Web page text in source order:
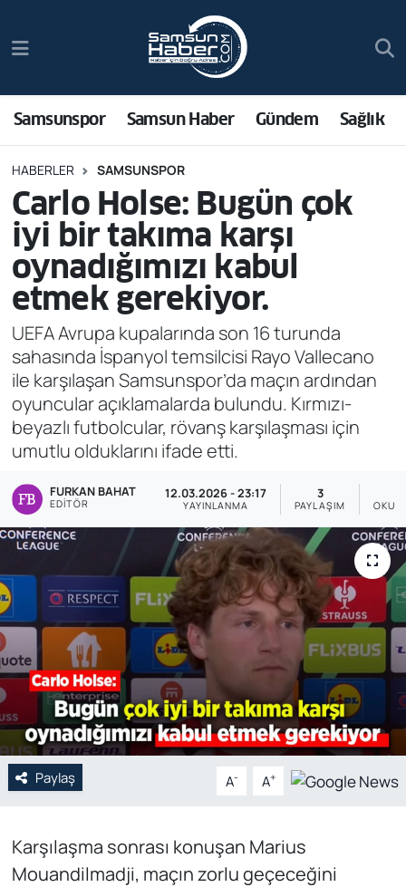
Samsunspor Samsun Haber Gündem Sağlık
HABERLER SAMSUNSPOR
Carlo Holse: Bugün çok
iyi bir takıma karşı
oynadığımızı kabul
etmek gerekiyor.
UEFA Avrupa kupalarında son 16 turunda
sahasında İspanyol temsilcisi Rayo Vallecano
ile karşılaşan Samsunspor’da maçın ardından
oyuncular açıklamalarda bulundu. Kırmızı-
beyazlı futbolcular, rövanş karşılaşması için
umutlu olduklarını ifade etti.
FURKAN BAHAT
EDITÖR
12.03.2026 - 23:17
YAYINLANMA
3
PAYLAŞIM
Paylaş A- A+
Karşılaşma sonrası konuşan Marius
Mouandilmadji, maçın zorlu geçeceğini
Samsun Haber
Sağlık
Asayiş
Bilim ve Teknoloji
Bölge
Dünya
Ekonomi
Genel
Gündem
Özel Haber
POLİTİKA
Siyaset
Spor
Web Tv
Yerel
Trafik Durumu
Süper Lig Puan Durumu ve Fikstür
Tüm Manşetler
Son Dakika Haberleri
Haber Arşivi